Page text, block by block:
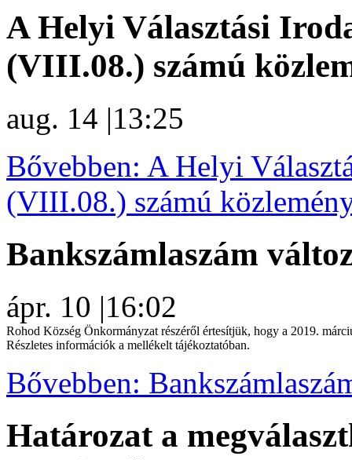
A Helyi Választási
(VIII.08.) számú
aug. 14 |13:25
Bővebben: A Helyi
(VIII.08.) számú
Bankszámlaszám
ápr. 10 |16:02
Rohod Község Önkormányzat részéről értesítjük, hogy a 2019.
Részletes információk a mellékelt tájékoztatóban.
Bővebben:
Határozat a